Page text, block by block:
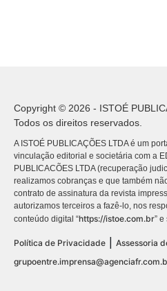
Copyright © 2026 - ISTOÉ
Todos os direitos reservados.
A ISTOÉ PUBLICAÇÕES LTDA é um
vinculação editorial e societária com a
PUBLICACÕES LTDA (recuperação
realizamos cobranças e que também
contrato de assinatura da revista
autorizamos terceiros a fazê-lo, nos
conteúdo digital “https://istoe.com.br”
Política de Privacidade
Assessoria